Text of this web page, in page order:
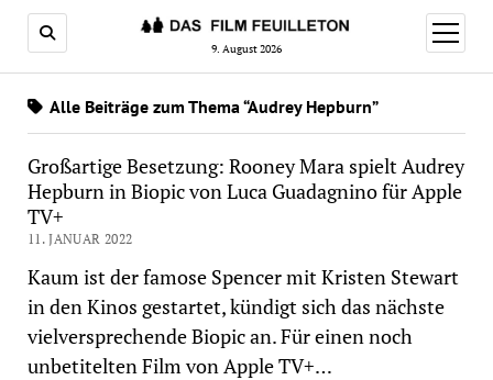
9. August 2026
Menü
öffnen
Alle Beiträge zum Thema “Audrey Hepburn”
Großartige Besetzung: Rooney Mara spielt Audrey
Hepburn in Biopic von Luca Guadagnino für Apple
TV+
11. JANUAR 2022
Kaum ist der famose Spencer mit Kristen Stewart
in den Kinos gestartet, kündigt sich das nächste
vielversprechende Biopic an. Für einen noch
unbetitelten Film von Apple TV+…